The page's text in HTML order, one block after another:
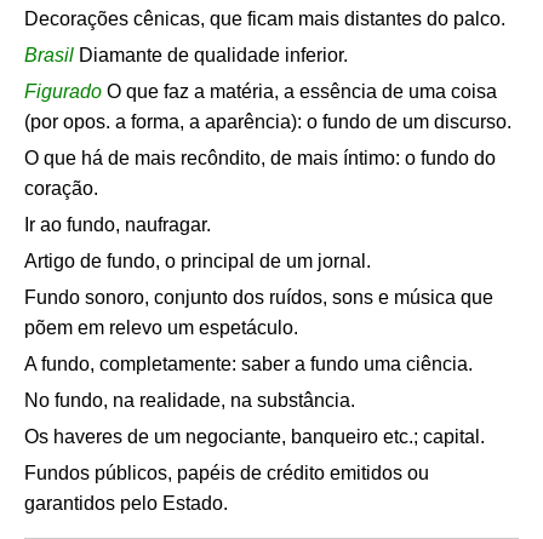
Decorações cênicas, que ficam mais distantes do palco.
Brasil Diamante de qualidade inferior.
Figurado O que faz a matéria, a essência de uma coisa
(por opos. a forma, a aparência): o fundo de um discurso.
O que há de mais recôndito, de mais íntimo: o fundo do
coração.
Ir ao fundo, naufragar.
Artigo de fundo, o principal de um jornal.
Fundo sonoro, conjunto dos ruídos, sons e música que
põem em relevo um espetáculo.
A fundo, completamente: saber a fundo uma ciência.
No fundo, na realidade, na substância.
Os haveres de um negociante, banqueiro etc.; capital.
Fundos públicos, papéis de crédito emitidos ou
garantidos pelo Estado.